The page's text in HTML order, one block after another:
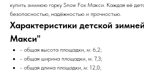
купить зимнюю горку Snow Fox Макси. Каждая её
безопасностью, надёжностью и прочностью.
Характеристики детской
Макси"
- общая высота площадки, м: 6,2;
- общая ширина площадки, м: 7,3;
- общая длина площадки, м: 12,0;